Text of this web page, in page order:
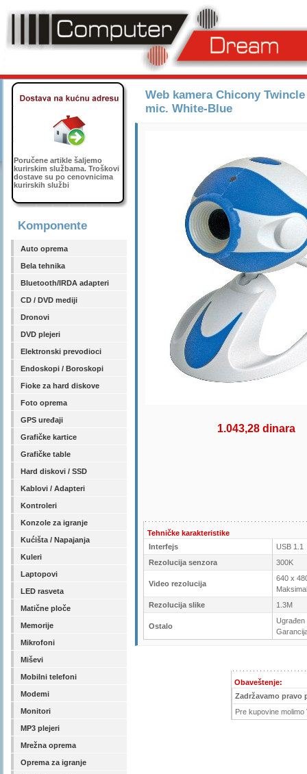
Poručene artikle šaljemo
kurirskim službama. Troškovi
dostave su po cenovnicima
kurirskih službi
Komponente
Auto oprema
Bela tehnika
Bluetooth/IRDA adapteri
CD / DVD mediji
Dronovi
DVD plejeri
Elektronski prevodioci
Endoskopi / Boroskopi
Fioke za hard diskove
Foto oprema
GPS uređaji
Grafičke kartice
Grafičke table
Hard diskovi / SSD
Kablovi / Adapteri
Kontroleri
Konzole za igranje
Kućišta / Napajanja
Kuleri
Laptopovi
LED rasveta
Matične ploče
Memorije
Mikrofoni
Miševi
Mobilni telefoni
Modemi
Monitori
MP3 plejeri
Mrežna oprema
Oprema za igranje
Web kamera Chicony
mic. White-Blue
1.043,28 dinara
Tehničke karakteristike
Interfejs
USB 1.1
Rezolucija senzora
300K
Video rezolucija
640 x
Rezolucija slike
1.3M
Ostalo
Ugrađen
Obaveštenje:
Zadržavamo pravo
Pre kupovine